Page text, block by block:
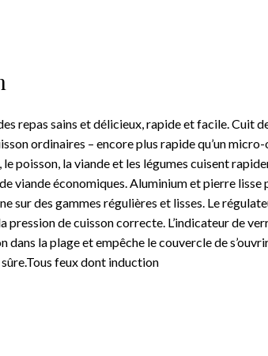
repas sains et délicieux, rapide et facile. Cuit
ordinaires – encore plus rapide qu’un
poisson, la viande et les légumes cuisent
viande économiques. Aluminium et pierre
sur des gammes régulières et lisses. Le
pression de cuisson correcte. L’indicateur de
dans la plage et empêche le couvercle de
feux dont induction